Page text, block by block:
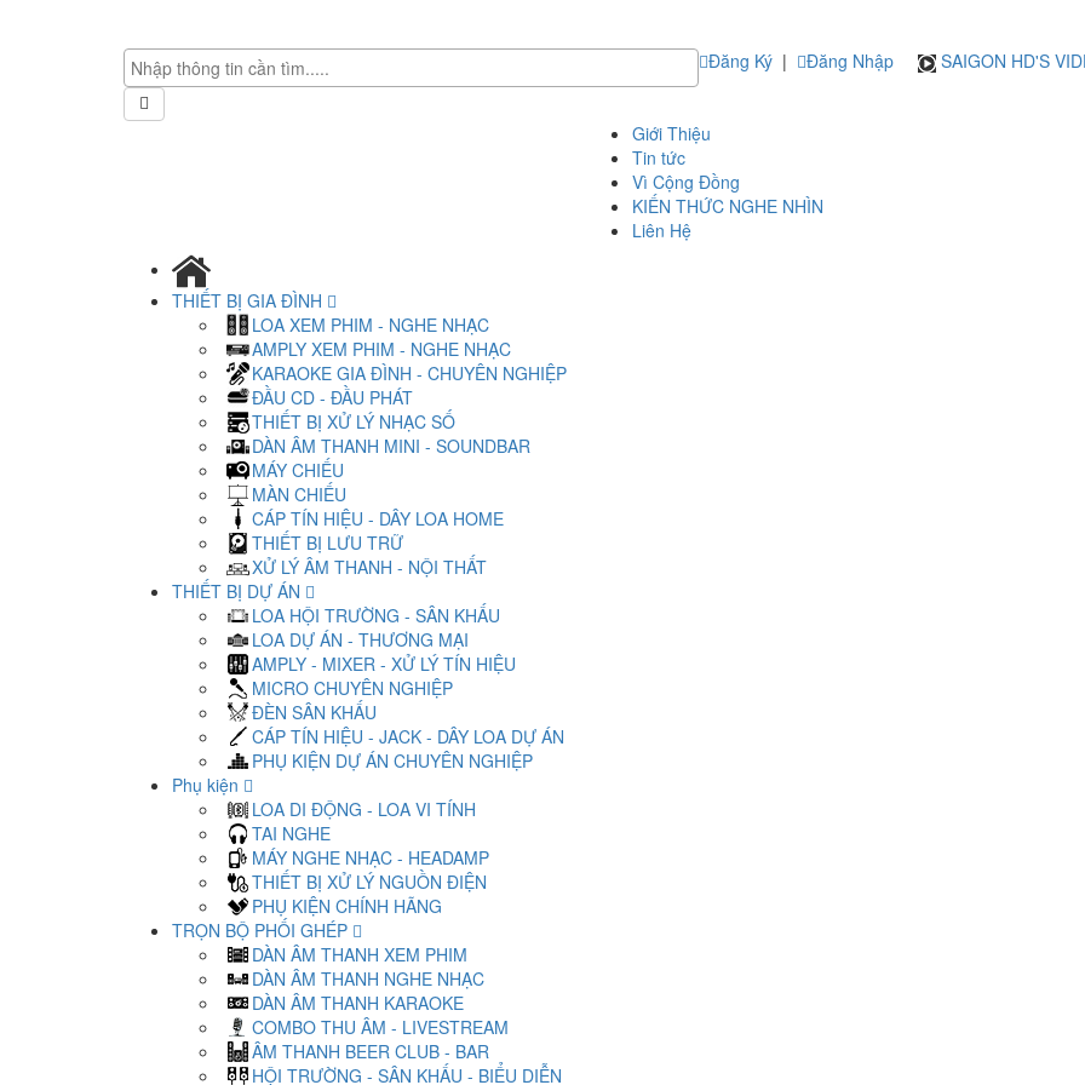
Đăng Ký | Đăng Nhập SAIGON HD'S
Giới Thiệu
Tin tức
Vì Cộng Đồng
KIẾN THỨC NGHE NHÌN
Liên Hệ
THIẾT BỊ GIA ĐÌNH
LOA XEM PHIM - NGHE NHẠC
AMPLY XEM PHIM - NGHE NHẠC
KARAOKE GIA ĐÌNH - CHUYÊN NGHIỆP
ĐẦU CD - ĐẦU PHÁT
THIẾT BỊ XỬ LÝ NHẠC SỐ
DÀN ÂM THANH MINI - SOUNDBAR
MÁY CHIẾU
MÀN CHIẾU
CÁP TÍN HIỆU - DÂY LOA HOME
THIẾT BỊ LƯU TRỮ
XỬ LÝ ÂM THANH - NỘI THẤT
THIẾT BỊ DỰ ÁN
LOA HỘI TRƯỜNG - SÂN KHẤU
LOA DỰ ÁN - THƯƠNG MẠI
AMPLY - MIXER - XỬ LÝ TÍN HIỆU
MICRO CHUYÊN NGHIỆP
ĐÈN SÂN KHẤU
CÁP TÍN HIỆU - JACK - DÂY LOA DỰ ÁN
PHỤ KIỆN DỰ ÁN CHUYÊN NGHIỆP
Phụ kiện
LOA DI ĐỘNG - LOA VI TÍNH
TAI NGHE
MÁY NGHE NHẠC - HEADAMP
THIẾT BỊ XỬ LÝ NGUỒN ĐIỆN
PHỤ KIỆN CHÍNH HÃNG
TRỌN BỘ PHỐI GHÉP
DÀN ÂM THANH XEM PHIM
DÀN ÂM THANH NGHE NHẠC
DÀN ÂM THANH KARAOKE
COMBO THU ÂM - LIVESTREAM
ÂM THANH BEER CLUB - BAR
HỘI TRƯỜNG - SÂN KHẤU - BIỂU DIỄN